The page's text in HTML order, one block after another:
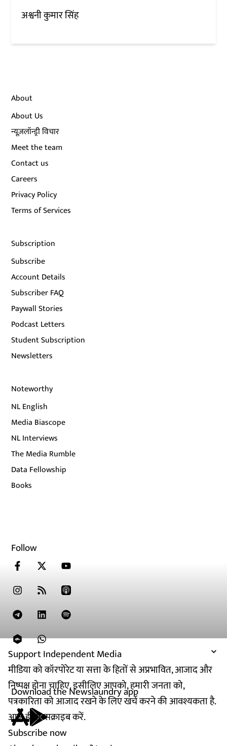
Support Independent Media
मीडिया को कॉरपोरेट या सत्ता के हितों से अप्रभावित, आजाद और
निष्पक्ष होना चाहिए. इसीलिए आपको, हमारी जनता को,
पत्रकारिता को आजाद रखने के लिए खर्च करने की आवश्यकता है.
आज ही सब्सक्राइब करें.
Subscribe now
अश्वनी कुमार सिंह
About
About Us
न्यूज़लॉन्ड्री विचार
Meet the team
Contact us
Careers
Privacy Policy
Terms of Services
Subscription
Subscribe
Account Details
Subscriber FAQ
Paywall Stories
Podcast Letters
Student Subscription
Newsletters
Noteworthy
NL English
Media Biascope
NL Interviews
The Media Rumble
Data Fellowship
Books
Follow
Download the Newslaundry app